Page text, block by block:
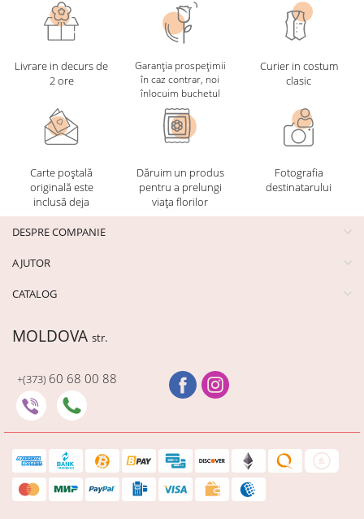
Livrare in decurs de
2 ore
Garanția prospețimii
în caz contrar, noi
înlocuim buchetul
Curier in costum
clasic
Carte poștală
originală este
inclusă deja
Dăruim un produs
pentru a prelungi
viața florilor
Fotografia
destinatarului
DESPRE COMPANIE
AJUTOR
CATALOG
MOLDOVA str.
+(373) 60 68 00 88